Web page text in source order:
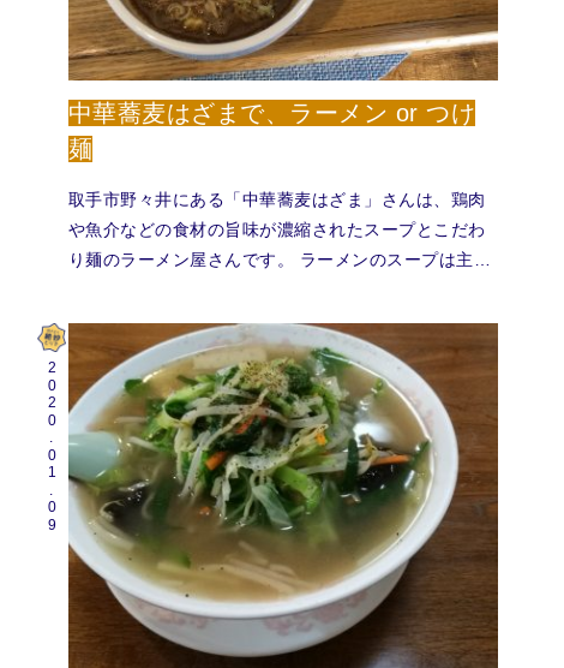
中華蕎麦はざまで、ラーメン or つけ
麺
取手市野々井にある「中華蕎麦はざま」さんは、鶏肉
や魚介などの食材の旨味が濃縮されたスープとこだわ
り麺のラーメン屋さんです。 ラーメンのスープは主…
2020.01.09